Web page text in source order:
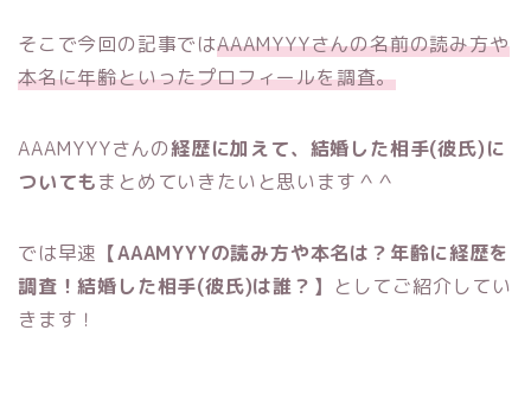
そこで今回の記事ではAAAMYYYさんの名前の読み方や
本名に年齢といったプロフィールを調査。
AAAMYYYさんの経歴に加えて、結婚した相手(彼氏)に
ついてもまとめていきたいと思います＾＾
では早速 【AAAMYYYの読み方や本名は？年齢に経歴を
調査！結婚した相手(彼氏)は誰？】 としてご紹介してい
きます！